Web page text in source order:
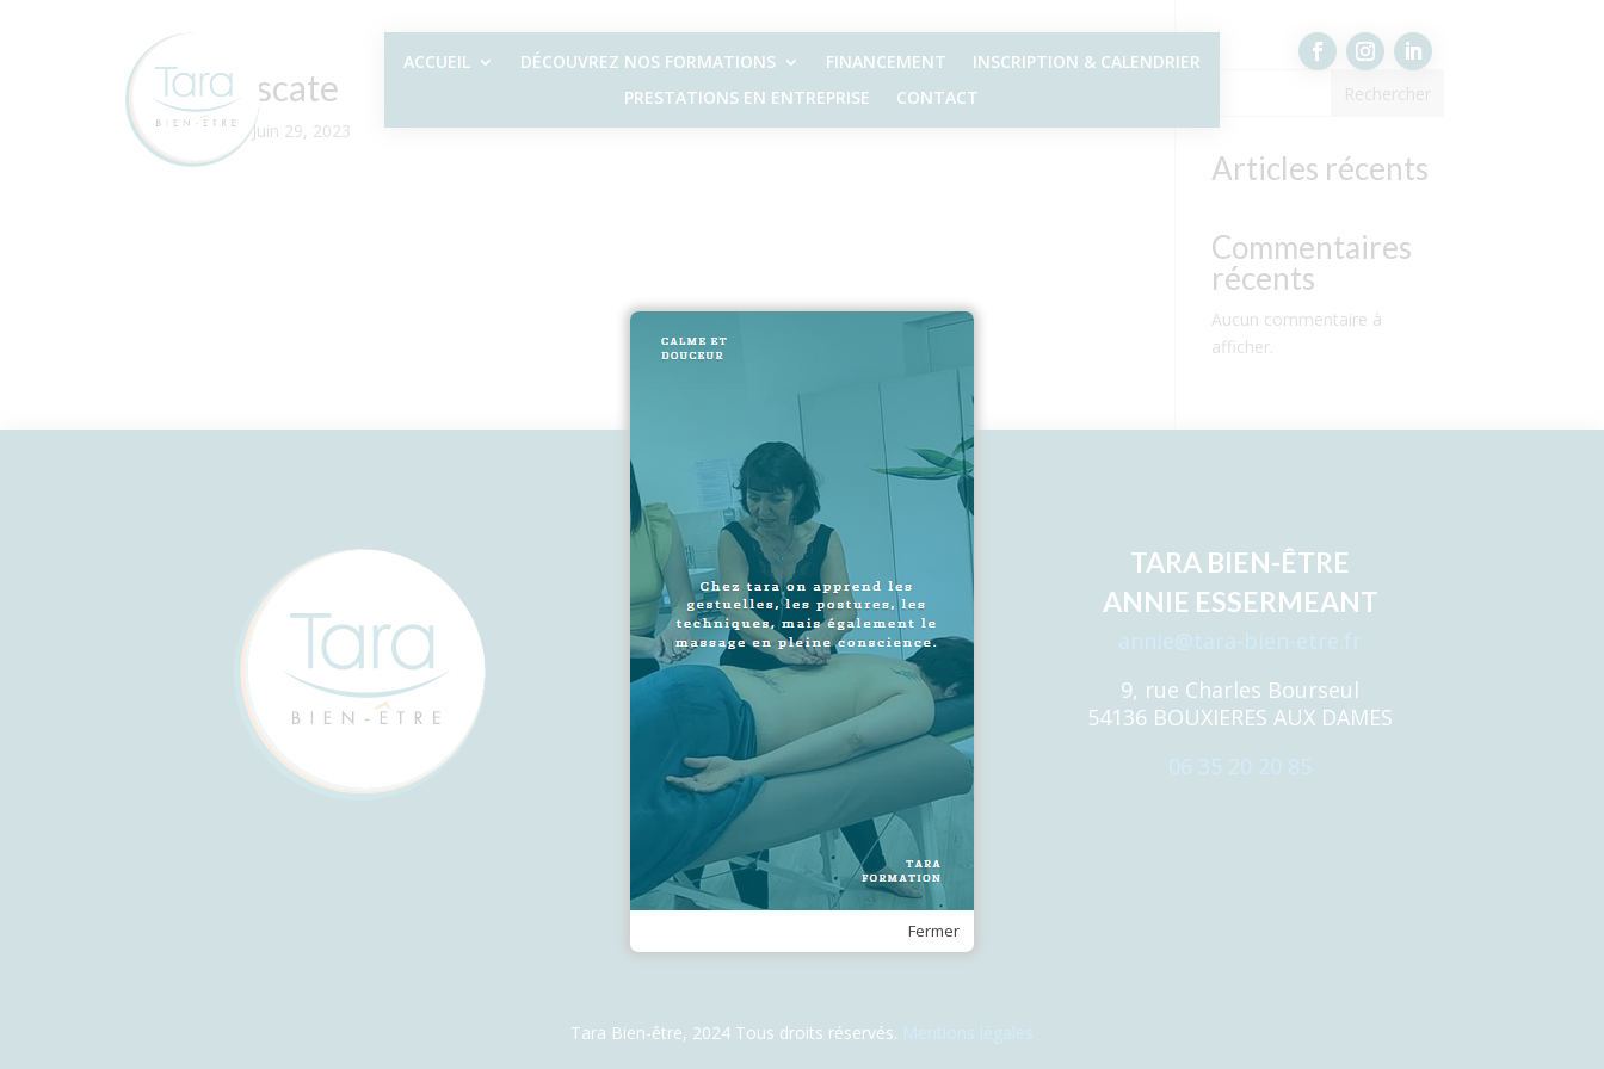
ACCUEIL DÉCOUVREZ NOS FORMATIONS FINANCEMENT
INSCRIPTION & CALENDRIER
PRESTATIONS EN ENTREPRISE
CONTACT
Lemniscate
par Sylvie|Juin 29, 2023
Rechercher
Articles récents
Commentaires
récents
Aucun commentaire à
afficher.
2
SUIVEZ-NOUS !
Recevez notre Newsletter
Je m'inscris
TARA BIEN-ÊTRE
ANNIE ESSERMEANT
annie@tara-bien-etre.fr
9, rue Charles Bourseul
54136 BOUXIERES AUX DAMES
06 35 20 20 85
Tara Bien-être, 2024 Tous droits réservés. Mentions légales
Fermer